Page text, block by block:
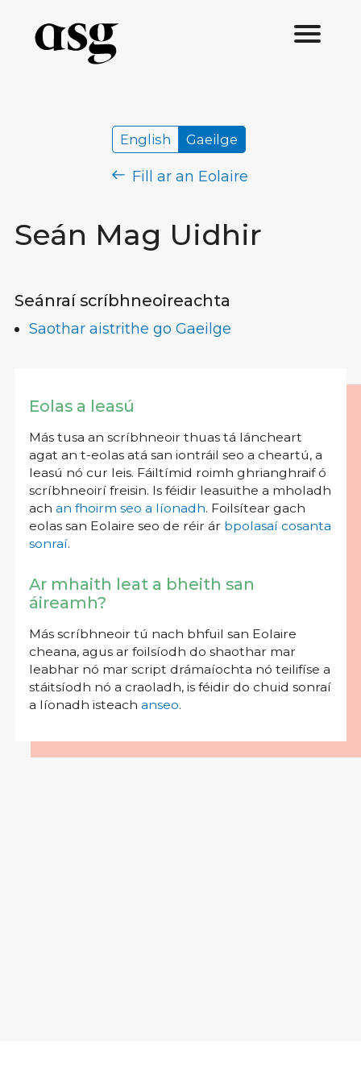
Seán Mag Uidhir
English Gaeilge
Fill ar an Eolaire
Seánraí scríbhneoireachta
Saothar aistrithe go Gaeilge
Eolas a leasú
Más tusa an scríbhneoir thuas tá láncheart
agat an t-eolas atá san iontráil seo a cheartú, a
leasú nó cur leis. Fáiltímid roimh ghrianghraif ó
scríbhneoirí freisin. Is féidir leasuithe a mholadh
ach an fhoirm seo a líonadh. Foilsítear gach
eolas san Eolaire seo de réir ár bpolasaí cosanta
sonraí.
Ar mhaith leat a bheith san
áireamh?
Más scríbhneoir tú nach bhfuil san Eolaire
cheana, agus ar foilsíodh do shaothar mar
leabhar nó mar script drámaíochta nó teilifíse a
stáitsíodh nó a craoladh, is féidir do chuid sonraí
a líonadh isteach anseo.